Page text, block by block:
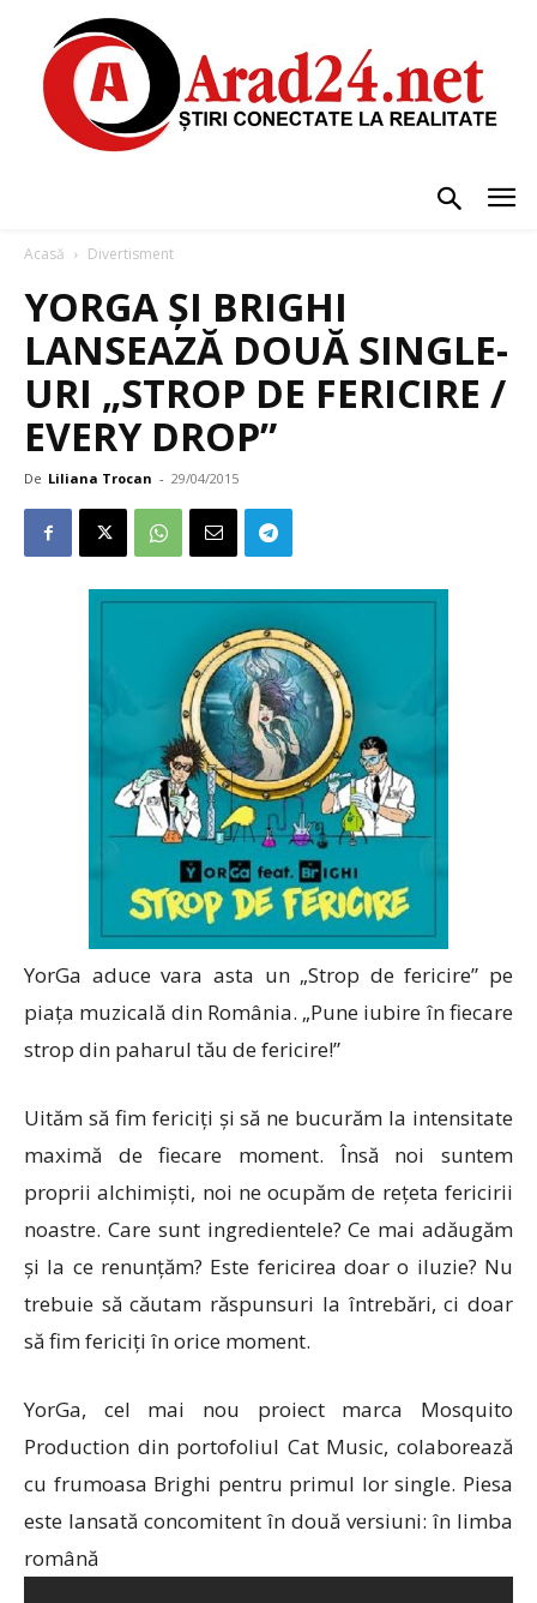
Acasă Divertisment
YORGA ȘI BRIGHI
LANSEAZĂ DOUĂ SINGLE-
URI „STROP DE FERICIRE /
EVERY DROP”
De Liliana Trocan - 29/04/2015
YorGa aduce vara asta un „Strop de fericire” pe
piața muzicală din România. „Pune iubire în fiecare
strop din paharul tău de fericire!”
Uităm să fim fericiți și să ne bucurăm la intensitate
maximă de fiecare moment. Însă noi suntem
proprii alchimiști, noi ne ocupăm de rețeta fericirii
noastre. Care sunt ingredientele? Ce mai adăugăm
și la ce renunțăm? Este fericirea doar o iluzie? Nu
trebuie să căutam răspunsuri la întrebări, ci doar
să fim fericiți în orice moment.
YorGa, cel mai nou proiect marca Mosquito
Production din portofoliul Cat Music, colaborează
cu frumoasa Brighi pentru primul lor single. Piesa
este lansată concomitent în două versiuni: în limba
română